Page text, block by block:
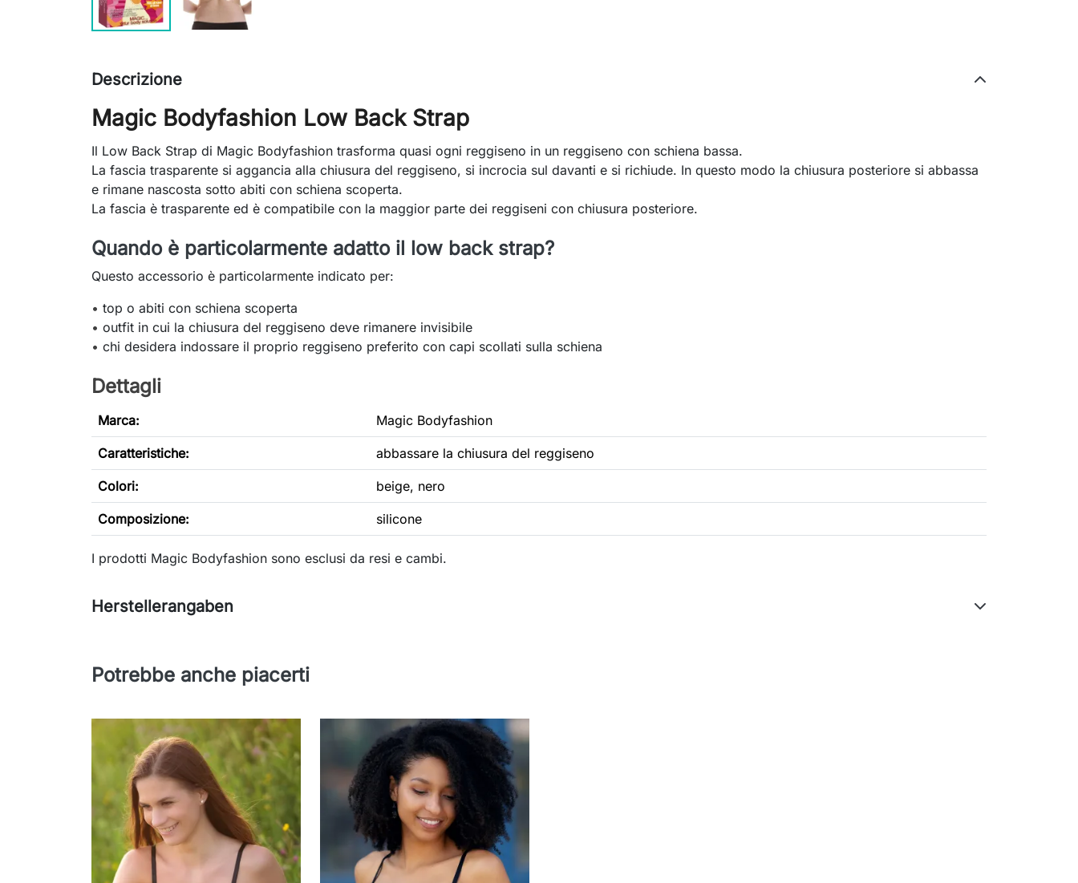
Descrizione
Magic Bodyfashion Low Back Strap
Il Low Back Strap di Magic Bodyfashion trasforma quasi ogni reggiseno in un reggiseno con schiena bassa.
La fascia trasparente si aggancia alla chiusura del reggiseno, si incrocia sul davanti e si richiude. In questo modo la chiusura posteriore si abbassa
e rimane nascosta sotto abiti con schiena scoperta.
La fascia è trasparente ed è compatibile con la maggior parte dei reggiseni con chiusura posteriore.
Quando è particolarmente adatto il low back strap?
Questo accessorio è particolarmente indicato per:
• top o abiti con schiena scoperta
• outfit in cui la chiusura del reggiseno deve rimanere invisibile
• chi desidera indossare il proprio reggiseno preferito con capi scollati sulla schiena
Dettagli
Marca: Magic Bodyfashion
Caratteristiche: abbassare la chiusura del reggiseno
Colori: beige, nero
Composizione: silicone
I prodotti Magic Bodyfashion sono esclusi da resi e cambi.
Herstellerangaben
Potrebbe anche piacerti